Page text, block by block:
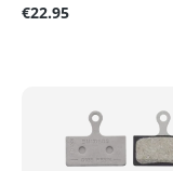
€22.95